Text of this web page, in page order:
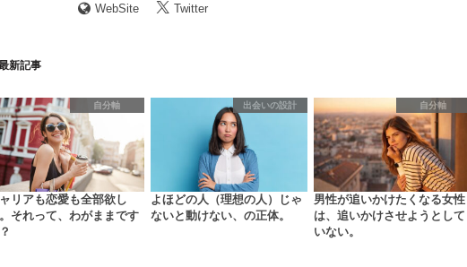
WebSite Twitter
新記事
自分軸
リアも恋愛も全部欲し
それって、わがままです
出会いの設計
よほどの人（理想の人）じゃ
ないと動けない、の正体。
自分軸
男性が追いかけたくなる女性
は、追いかけさせようとして
いない。